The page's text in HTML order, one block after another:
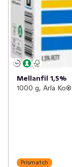
Mellanfil 1,5%
1000 g, Arla Ko®
Prismatch